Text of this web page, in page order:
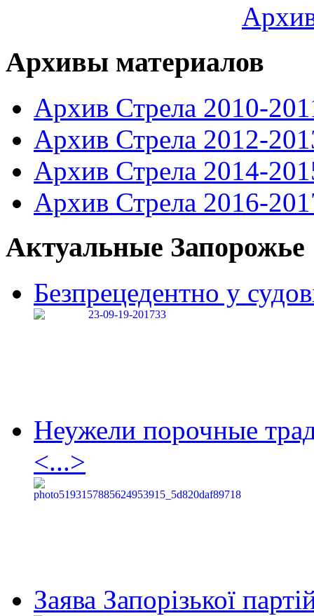
Архивы материалов
Архив Стрела 2010-
Архив Стрела 2012-
Архив Стрела 2014-
Архив Стрела 2016-
Актуальные Запорожье
Безпрецедентно у
Неужели порочные
<...>
Заява Запорізької